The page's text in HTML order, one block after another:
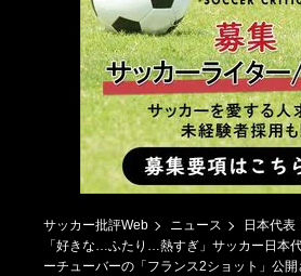
サッカー批評Web ニュース
日本代表
「好きな…ふたり…熱すぎ」サッカー日本
ーチューバーの「フランス2ショット」公